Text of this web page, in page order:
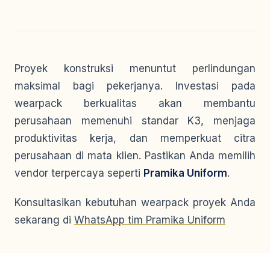
Proyek konstruksi menuntut perlindungan
maksimal bagi pekerjanya. Investasi pada
wearpack berkualitas akan membantu
perusahaan memenuhi standar K3, menjaga
produktivitas kerja, dan memperkuat citra
perusahaan di mata klien. Pastikan Anda memilih
vendor terpercaya seperti Pramika Uniform.
Konsultasikan kebutuhan wearpack proyek Anda
sekarang di WhatsApp tim Pramika Uniform